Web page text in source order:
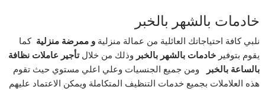
خادمات بالشهر بالخبر
نلبي كافة احتياجاتك العائلية من عمالة منزليةو ممرضة منزليةكما
يقوم بتوفيرخادمات بالشهر بالخبر وذلك من خلالتأجير عاملات نظافة
بالساعة بالخبر
ومن جميع الجنسيات وعلي اعلي مستوي حيث تقوم
هذه العلاملات بجميع خدمات التنظيف المتكاملة ويمكن الاعتماد عليهم